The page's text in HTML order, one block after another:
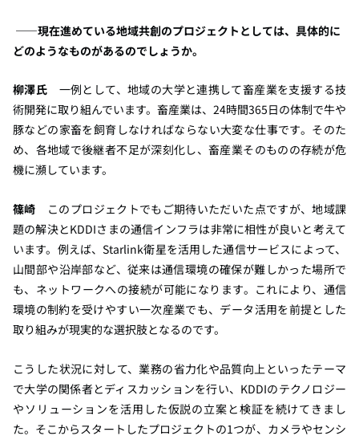
――現在進めている地域共創のプロジェクトとしては、具体的に
どのようなものがあるのでしょうか。
柳澤氏 一例として、地域の大学と連携して畜産業を支援する技
術開発に取り組んでいます。畜産業は、24時間365日の体制で牛や
豚などの家畜を飼育しなければならない大変な仕事です。そのた
め、各地域で後継者不足が深刻化し、畜産業そのものの存続が危
機に瀕しています。
篠崎 このプロジェクトでもご期待いただいた点ですが、地域課
題の解決とKDDIさまの通信インフラは非常に相性が良いと考えて
います。例えば、Starlink衛星を活用した通信サービスによって、
山間部や沿岸部など、従来は通信環境の確保が難しかった場所で
も、ネットワークへの接続が可能になります。これにより、通信
環境の制約を受けやすい一次産業でも、データ活用を前提とした
取り組みが現実的な選択肢となるのです。
こうした状況に対して、業務の省力化や品質向上といったテーマ
で大学の関係者とディスカッションを行い、KDDIのテクノロジー
やソリューションを活用した仮説の立案と検証を続けてきまし
た。そこからスタートしたプロジェクトの1つが、カメラやセンシ